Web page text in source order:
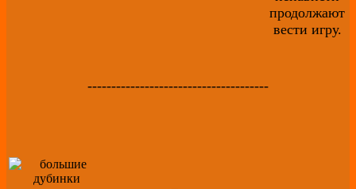
продолжают
вести игру.
--------------------------------------